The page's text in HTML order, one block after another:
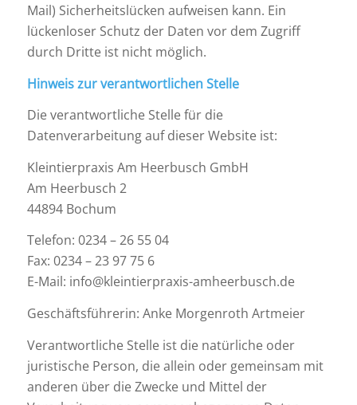
Mail) Sicherheitslücken aufweisen kann. Ein
lückenloser Schutz der Daten vor dem Zugriff
durch Dritte ist nicht möglich.
Hinweis zur verantwortlichen Stelle
Die verantwortliche Stelle für die
Datenverarbeitung auf dieser Website ist:
Kleintierpraxis Am Heerbusch GmbH
Am Heerbusch 2
44894 Bochum
Telefon: 0234 – 26 55 04
Fax: 0234 – 23 97 75 6
E-Mail: info@kleintierpraxis-amheerbusch.de
Geschäftsführerin: Anke Morgenroth Artmeier
Verantwortliche Stelle ist die natürliche oder
juristische Person, die allein oder gemeinsam mit
anderen über die Zwecke und Mittel der